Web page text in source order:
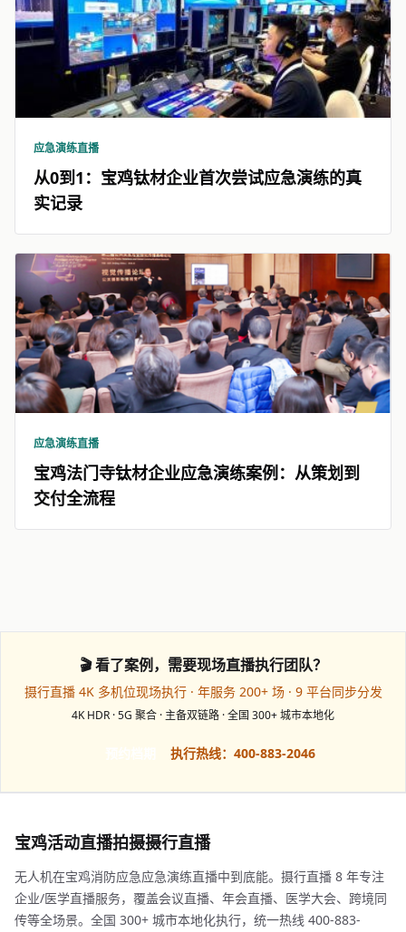
应急演练直播
从0到1：宝鸡钛材企业首次尝试应急演练的真
实记录
应急演练直播
宝鸡法门寺钛材企业应急演练案例：从策划到
交付全流程
🎬 看了案例，需要现场直播执行团队？
摄行直播 4K 多机位现场执行 · 年服务 200+ 场 · 9 平台同步分发
4K HDR · 5G 聚合 · 主备双链路 · 全国 300+ 城市本地化
执行热线：400-883-2046
宝鸡活动直播拍摄摄行直播
无人机在宝鸡消防应急应急演练直播中到底能。摄行直播 8 年专注
企业/医学直播服务，覆盖会议直播、年会直播、医学大会、跨境同
传等全场景。全国 300+ 城市本地化执行，统一热线 400-883-